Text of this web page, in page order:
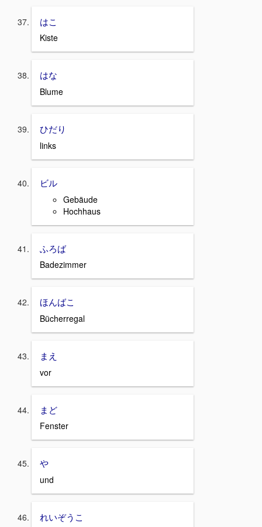
はこ
Kiste
はな
Blume
ひだり
links
ビル
Gebäude
Hochhaus
ふろば
Badezimmer
ほんばこ
Bücherregal
まえ
vor
まど
Fenster
や
und
れいぞうこ